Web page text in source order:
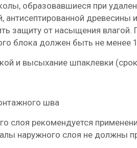
образовавшиеся при
антисептированной
защиту от насыщения
блока должен быть не менее
и высыхание шпаклевки
шва
слоя рекомендуется
наружного слоя не должны